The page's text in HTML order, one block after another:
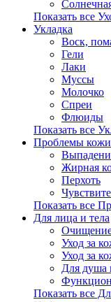
Показать все
Укладка
Воск,
Гели
Лаки
Муссы
Молочко
Спреи
Флюиды
Показать все
Проблемы
Жирная
Перхоть
Показать все
Для лица и тела
Уход за
Уход за
Для душа
Показать все